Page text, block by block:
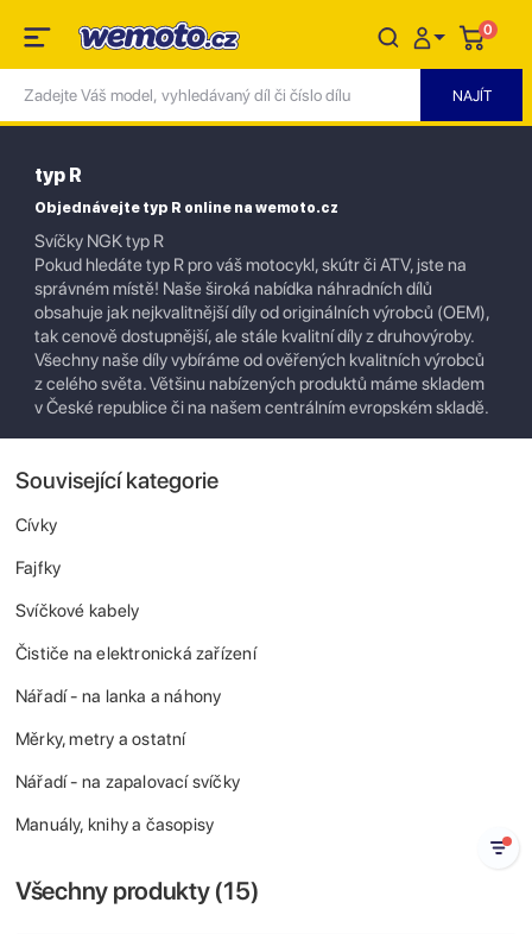
0
typ R
Objednávejte typ R online na wemoto.cz
Svíčky NGK typ R
Pokud hledáte typ R pro váš motocykl, skútr či ATV, jste na
správném místě! Naše široká nabídka náhradních dílů
obsahuje jak nejkvalitnější díly od originálních výrobců (OEM),
tak cenově dostupnější, ale stále kvalitní díly z druhovýroby.
Všechny naše díly vybíráme od ověřených kvalitních výrobců
z celého světa. Většinu nabízených produktů máme skladem
v České republice či na našem centrálním evropském skladě.
Související kategorie
Cívky
Fajfky
Svíčkové kabely
Čističe na elektronická zařízení
Nářadí - na lanka a náhony
Měrky, metry a ostatní
Nářadí - na zapalovací svíčky
Manuály, knihy a časopisy
Všechny produkty (15)